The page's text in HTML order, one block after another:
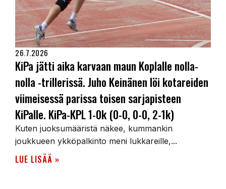
26.7.2026
KiPa jätti aika karvaan maun Koplalle nolla-
nolla -trillerissä. Juho Keinänen löi kotareiden
viimeisessä parissa toisen sarjapisteen
KiPalle. KiPa-KPL 1-0k (0-0, 0-0, 2-1k)
Kuten juoksumääristä näkee, kummankin
joukkueen ykköpalkinto meni lukkareille,...
LUE LISÄÄ »